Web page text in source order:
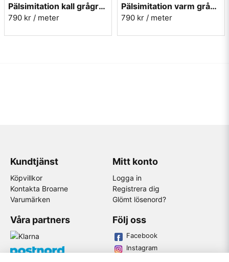
Pälsimitation kall grågrön - Imagine 355
790 kr / meter
Pälsimitation varm grågrön - Imagine 356
790 kr / meter
Kundtjänst
Köpvillkor
Kontakta Broarne
Varumärken
Mitt konto
Logga in
Registrera dig
Glömt lösenord?
Våra partners Följ oss
Facebook
Instagram